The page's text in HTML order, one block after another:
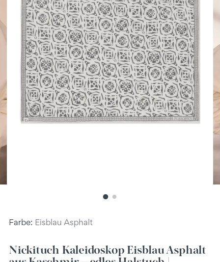
Farbe: Eisblau Asphalt
Nickituch Kaleidoskop Eisblau Asphalt